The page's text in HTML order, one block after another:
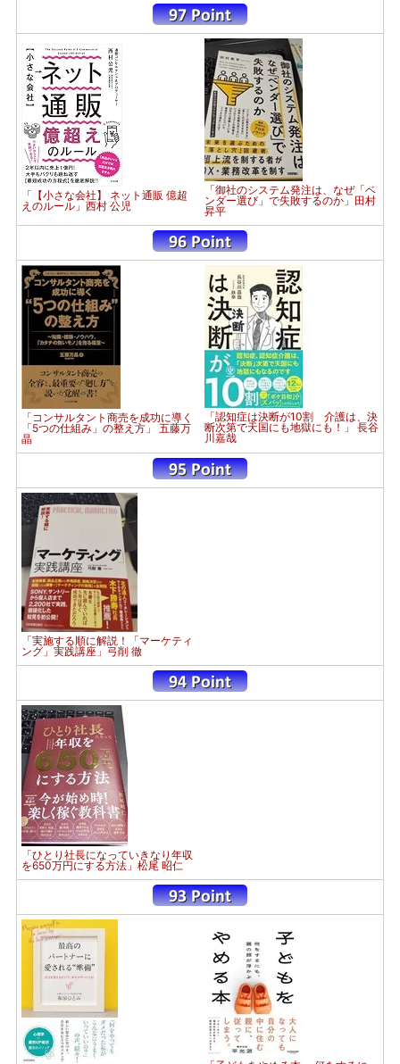
「【小さな会社】 ネット通販 億超
えのルール」西村 公児
「御社のシステム発注は、なぜ「ベ
ンダー選び」で失敗するのか」田村
昇平
「コンサルタント商売を成功に導く
「5つの仕組み」の整え方」 五藤万
晶
「認知症は決断が10割 介護は、決
断次第で天国にも地獄にも！」 長谷
川嘉哉
「実施する順に解説！「マーケティ
ング」実践講座」弓削 徹
「ひとり社長になっていきなり年収
を650万円にする方法」松尾 昭仁